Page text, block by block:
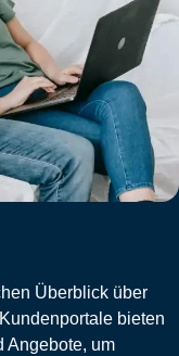
Überblick über
bieten
Angebote, um